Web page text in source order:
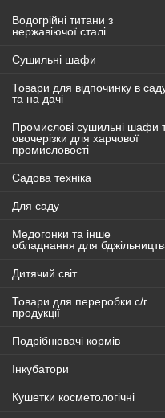
Водогрійні титани з
нержавіючої сталі
Сушильні шафи
Товари для відпочинку в
та на дачі
Промислові сушильні шафи
овочерізки для харчової
промисловості
Садова техніка
Для саду
Медогонки та інше
обладнання для
Дитячий світ
Товари для переробки с/г
продукції
Подрібнювачі кормів
Інкубатори
Кушетки косметологічні